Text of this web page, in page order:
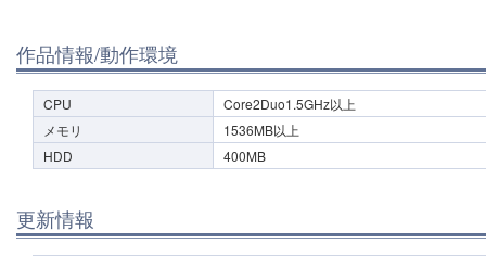
作品情報/動作環境
CPU
Core2Duo1.5GHz以上
メモリ
1536MB以上
HDD
400MB
更新情報